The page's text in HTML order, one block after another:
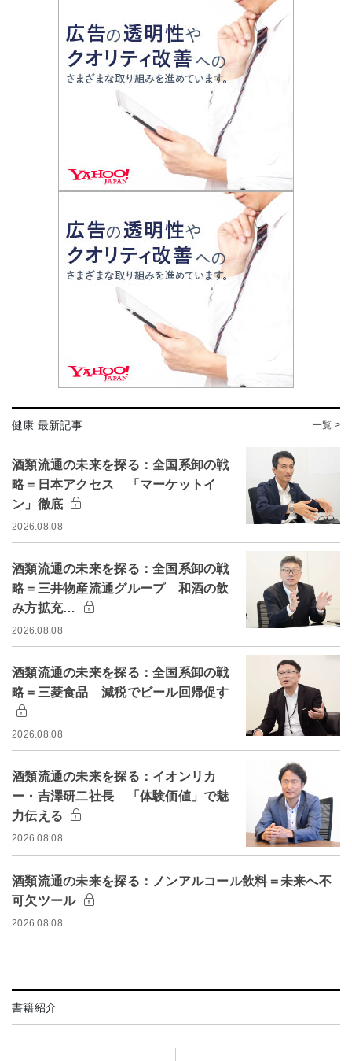
健康 最新記事 一覧 >
酒類流通の未来を探る：全国系卸の戦
略＝日本アクセス 「マーケットイ
ン」徹底
2026.08.08
酒類流通の未来を探る：全国系卸の戦
略＝三井物産流通グループ 和酒の飲
み方拡充…
2026.08.08
酒類流通の未来を探る：全国系卸の戦
略＝三菱食品 減税でビール回帰促す
2026.08.08
酒類流通の未来を探る：イオンリカ
ー・吉澤研二社長 「体験価値」で魅
力伝える
2026.08.08
酒類流通の未来を探る：ノンアルコール飲料＝未来へ不
可欠ツール
2026.08.08
書籍紹介